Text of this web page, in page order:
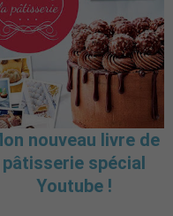
nouveau livre de
pâtisserie spécial
Youtube !